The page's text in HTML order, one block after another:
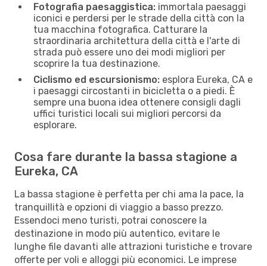
Fotografia paesaggistica: immortala paesaggi
iconici e perdersi per le strade della città con la
tua macchina fotografica. Catturare la
straordinaria architettura della città e l'arte di
strada può essere uno dei modi migliori per
scoprire la tua destinazione.
Ciclismo ed escursionismo: esplora Eureka, CA e
i paesaggi circostanti in bicicletta o a piedi. È
sempre una buona idea ottenere consigli dagli
uffici turistici locali sui migliori percorsi da
esplorare.
Cosa fare durante la bassa stagione a
Eureka, CA
La bassa stagione è perfetta per chi ama la pace, la
tranquillità e opzioni di viaggio a basso prezzo.
Essendoci meno turisti, potrai conoscere la
destinazione in modo più autentico, evitare le
lunghe file davanti alle attrazioni turistiche e trovare
offerte per voli e alloggi più economici. Le imprese